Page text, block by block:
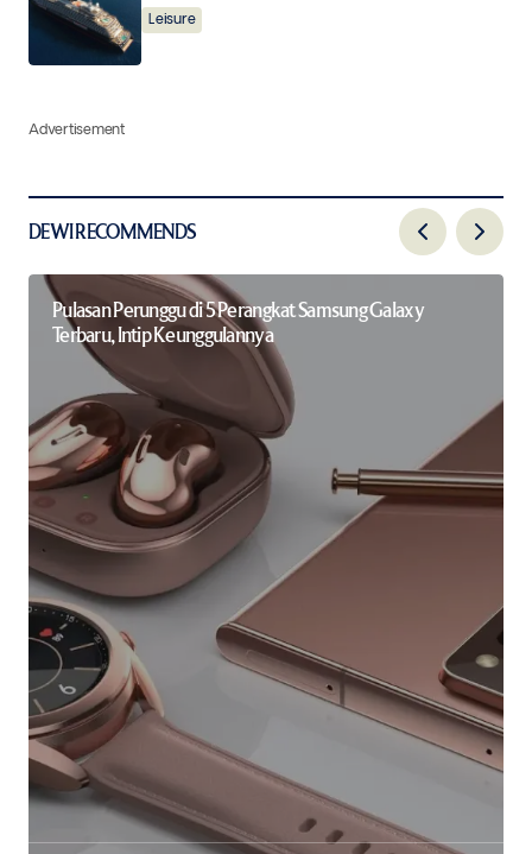
Leisure
Advertisement
DEWI RECOMMENDS
Pulasan Perunggu di 5 Perangkat Samsung Galaxy
Terbaru, Intip Keunggulannya